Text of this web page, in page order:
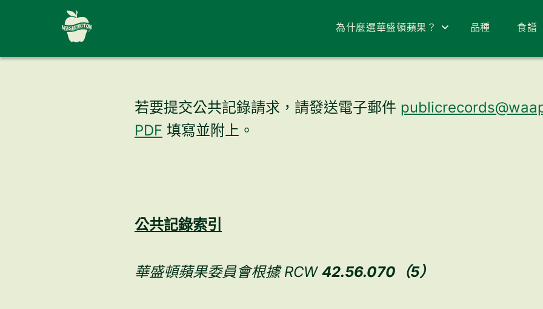
為什麼選華盛頓蘋果？ 品種 食譜
若要提交公共記錄請求，請發送電子郵件
PDF 填寫並附上。
公共記錄索引
華盛頓蘋果委員會根據 RCW 42.56.070（5）